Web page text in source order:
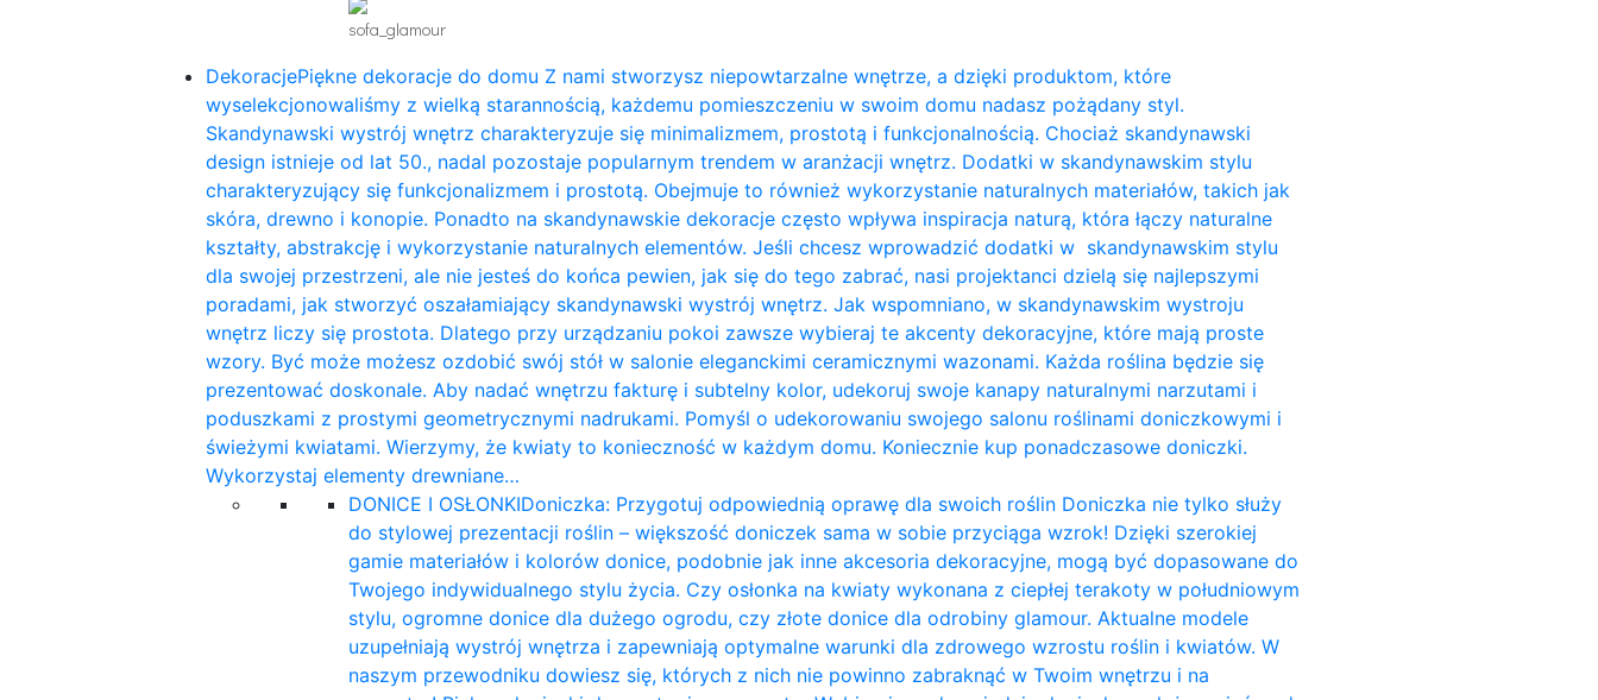
sofa_glamour
DekoracjePiękne dekoracje do domu Z nami stworzysz niepowtarzalne wnętrze, a dzięki produktom, które
wyselekcjonowaliśmy z wielką starannością, każdemu pomieszczeniu w swoim domu nadasz pożądany styl.
Skandynawski wystrój wnętrz charakteryzuje się minimalizmem, prostotą i funkcjonalnością. Chociaż skandynawski
design istnieje od lat 50., nadal pozostaje popularnym trendem w aranżacji wnętrz. Dodatki w skandynawskim stylu
charakteryzujący się funkcjonalizmem i prostotą. Obejmuje to również wykorzystanie naturalnych materiałów, takich jak
skóra, drewno i konopie. Ponadto na skandynawskie dekoracje często wpływa inspiracja naturą, która łączy naturalne
kształty, abstrakcję i wykorzystanie naturalnych elementów. Jeśli chcesz wprowadzić dodatki w skandynawskim stylu
dla swojej przestrzeni, ale nie jesteś do końca pewien, jak się do tego zabrać, nasi projektanci dzielą się najlepszymi
poradami, jak stworzyć oszałamiający skandynawski wystrój wnętrz. Jak wspomniano, w skandynawskim wystroju
wnętrz liczy się prostota. Dlatego przy urządzaniu pokoi zawsze wybieraj te akcenty dekoracyjne, które mają proste
wzory. Być może możesz ozdobić swój stół w salonie eleganckimi ceramicznymi wazonami. Każda roślina będzie się
prezentować doskonale. Aby nadać wnętrzu fakturę i subtelny kolor, udekoruj swoje kanapy naturalnymi narzutami i
poduszkami z prostymi geometrycznymi nadrukami. Pomyśl o udekorowaniu swojego salonu roślinami doniczkowymi i
świeżymi kwiatami. Wierzymy, że kwiaty to konieczność w każdym domu. Koniecznie kup ponadczasowe doniczki.
Wykorzystaj elementy drewniane…
DONICE I OSŁONKIDoniczka: Przygotuj odpowiednią oprawę dla swoich roślin Doniczka nie tylko służy
do stylowej prezentacji roślin – większość doniczek sama w sobie przyciąga wzrok! Dzięki szerokiej
gamie materiałów i kolorów donice, podobnie jak inne akcesoria dekoracyjne, mogą być dopasowane do
Twojego indywidualnego stylu życia. Czy osłonka na kwiaty wykonana z ciepłej terakoty w południowym
stylu, ogromne donice dla dużego ogrodu, czy złote donice dla odrobiny glamour. Aktualne modele
uzupełniają wystrój wnętrza i zapewniają optymalne warunki dla zdrowego wzrostu roślin i kwiatów. W
naszym przewodniku dowiesz się, których z nich nie powinno zabraknąć w Twoim wnętrzu i na